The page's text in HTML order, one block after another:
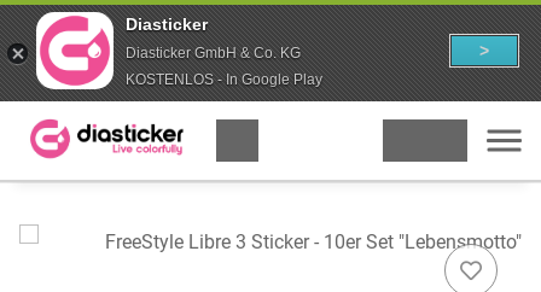
Diasticker
Diasticker GmbH & Co. KG
KOSTENLOS - In Google Play
>